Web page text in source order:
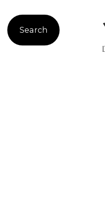
Search